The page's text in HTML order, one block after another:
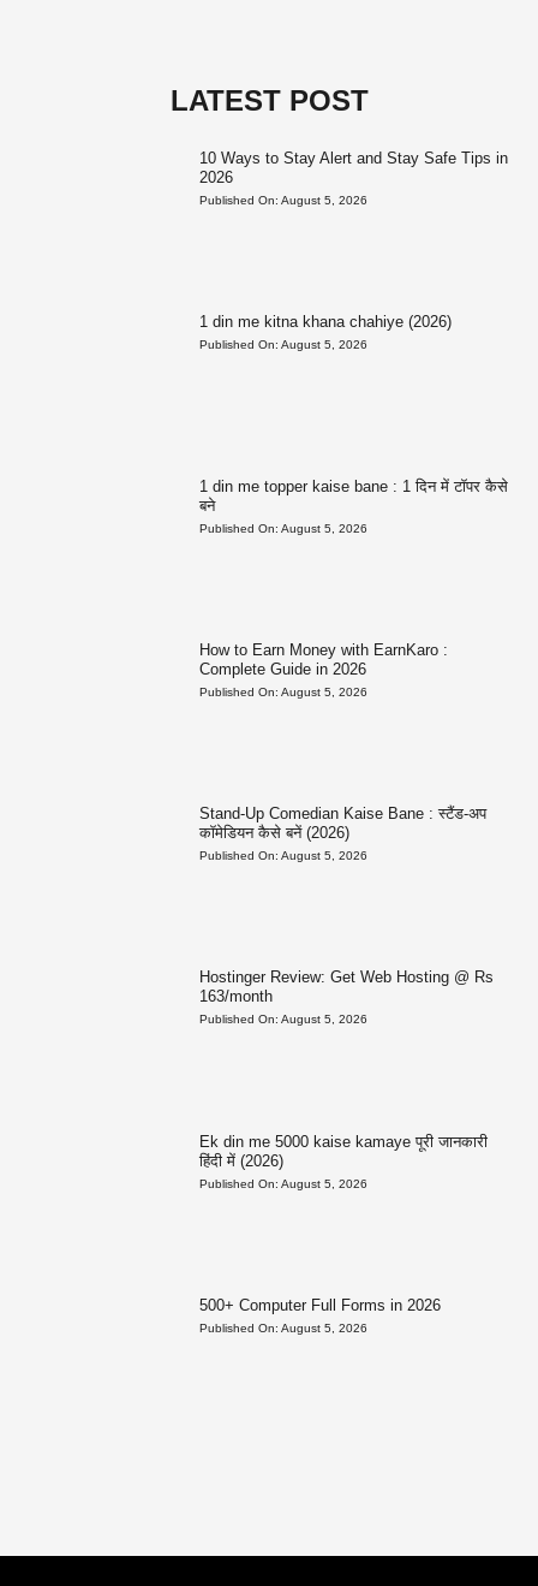
LATEST POST
10 Ways to Stay Alert and Stay Safe Tips in
2026
Published On:August 5, 2026
1 din me kitna khana chahiye (2026)
Published On:August 5, 2026
1 din me topper kaise bane : 1 दिन में टॉपर कैसे
बने
Published On:August 5, 2026
How to Earn Money with EarnKaro :
Complete Guide in 2026
Published On:August 5, 2026
Stand-Up Comedian Kaise Bane : स्टैंड-अप
कॉमेडियन कैसे बनें (2026)
Published On:August 5, 2026
Hostinger Review: Get Web Hosting @ Rs
163/month
Published On:August 5, 2026
Ek din me 5000 kaise kamaye पूरी जानकारी
हिंदी में (2026)
Published On:August 5, 2026
500+ Computer Full Forms in 2026
Published On:August 5, 2026